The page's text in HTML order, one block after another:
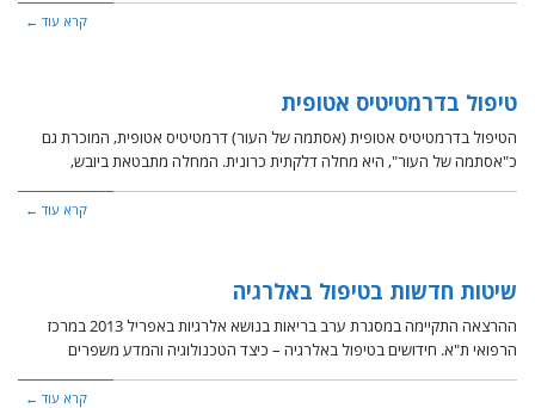
קרא עוד ←
טיפול בדרמטיטיס אטופית
הטיפול בדרמטיטיס אטופית (אסתמה של העור) דרמטיטיס אטופית, המוכרת גם
כ"אסתמה של העור", היא מחלה דלקתית כרונית. המחלה מתבטאת ביובש,
קרא עוד ←
שיטות חדשות בטיפול באלרגיה
ההרצאה התקיימה במסגרת ערב בריאות בנושא אלרגיות באפריל 2013 במרכז
הרפואי ת"א. חידושים בטיפול באלרגיה – כיצד הטכנולוגיה והמדע משפרים
קרא עוד ←